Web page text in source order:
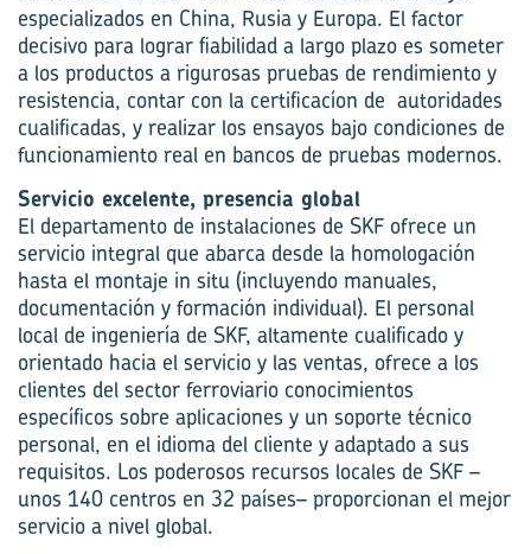
especializados en China, Rusia y Europa. El factor
decisivo para lograr fiabilidad a largo plazo es someter
a los productos a rigurosas pruebas de rendimiento y
resistencia, contar con la certificacíon de autoridades
cualificadas, y realizar los ensayos bajo condiciones de
funcionamiento real en bancos de pruebas modernos.
Servicio excelente, presencia global
El departamento de instalaciones de SKF ofrece un
servicio integral que abarca desde la homologación
hasta el montaje in situ (incluyendo manuales,
documentación y formación individual). El personal
local de ingeniería de SKF, altamente cualificado y
orientado hacia el servicio y las ventas, ofrece a los
clientes del sector ferroviario conocimientos
específicos sobre aplicaciones y un soporte técnico
personal, en el idioma del cliente y adaptado a sus
requisitos. Los poderosos recursos locales de SKF –
unos 140 centros en 32 países– proporcionan el mejor
servicio a nivel global.